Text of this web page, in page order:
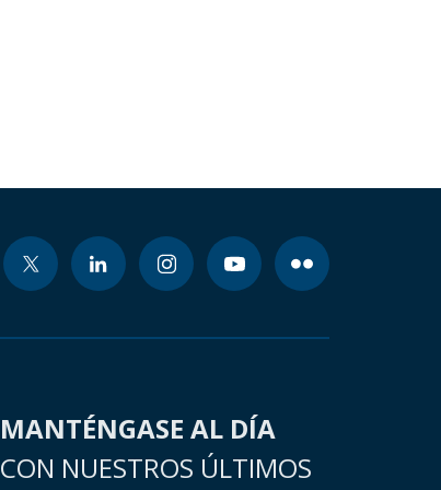
MANTÉNGASE AL DÍA
CON NUESTROS ÚLTIMOS